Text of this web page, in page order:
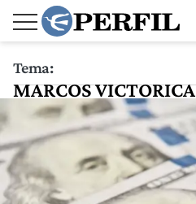
Tema:
MARCOS VICTORICA